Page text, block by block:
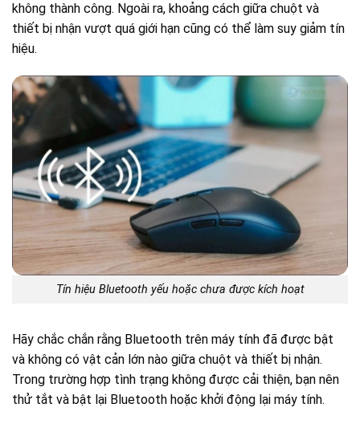
không thành công. Ngoài ra, khoảng cách giữa chuột và
thiết bị nhận vượt quá giới hạn cũng có thể làm suy giảm tín
hiệu.
Tín hiệu Bluetooth yếu hoặc chưa được kích hoạt
Hãy chắc chắn rằng Bluetooth trên máy tính đã được bật
và không có vật cản lớn nào giữa chuột và thiết bị nhận.
Trong trường hợp tình trạng không được cải thiện, bạn nên
thử tắt và bật lại Bluetooth hoặc khởi động lại máy tính.